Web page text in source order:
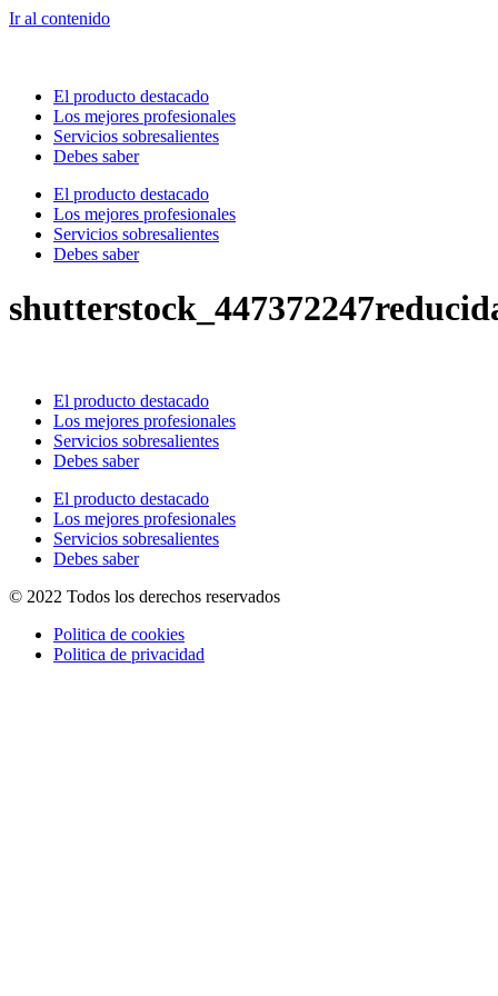
Ir al contenido
El producto destacado
Los mejores profesionales
Servicios sobresalientes
Debes saber
El producto destacado
Los mejores profesionales
Servicios sobresalientes
Debes saber
El producto destacado
Los mejores profesionales
Servicios sobresalientes
Debes saber
El producto destacado
Los mejores profesionales
Servicios sobresalientes
Debes saber
© 2022 Todos los derechos reservados
Politica de cookies
Politica de privacidad